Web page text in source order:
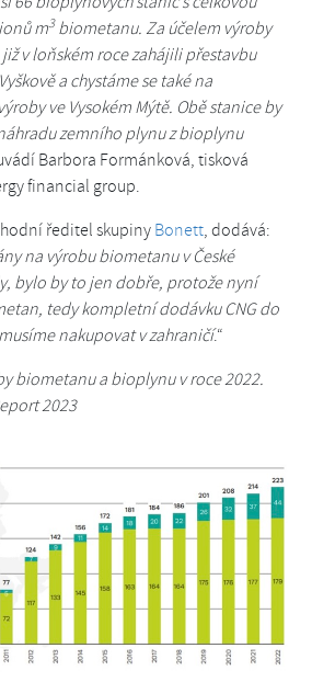
m3biometanu. Za účelem výroby
v loňském roce zahájili přestavbu
a chystáme se také na
ve Vysokém Mýtě. Obě stanice by
zemního plynu z bioplynu
Barbora Formánková, tisková
financial group.
ředitel skupiny Bonett, dodává:
na výrobu biometanu v České
bylo by to jen dobře, protože nyní
tedy kompletní dodávku CNG do
nakupovat v zahraničí.“
biometanu a bioplynu v roce 2022.
2023